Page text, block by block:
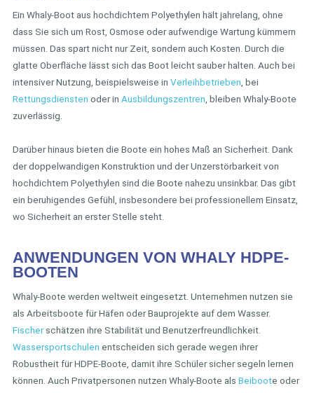
Ein Whaly-Boot aus hochdichtem Polyethylen hält jahrelang, ohne
dass Sie sich um Rost, Osmose oder aufwendige Wartung kümmern
müssen. Das spart nicht nur Zeit, sondern auch Kosten. Durch die
glatte Oberfläche lässt sich das Boot leicht sauber halten. Auch bei
intensiver Nutzung, beispielsweise in Verleihbetrieben , bei
Rettungsdiensten oder in Ausbildungszentren , bleiben Whaly-Boote
zuverlässig.
Darüber hinaus bieten die Boote ein hohes Maß an Sicherheit. Dank
der doppelwandigen Konstruktion und der Unzerstörbarkeit von
hochdichtem Polyethylen sind die Boote nahezu unsinkbar. Das gibt
ein beruhigendes Gefühl, insbesondere bei professionellem Einsatz,
wo Sicherheit an erster Stelle steht.
ANWENDUNGEN VON WHALY HDPE-
BOOTEN
Whaly-Boote werden weltweit eingesetzt. Unternehmen nutzen sie
als Arbeitsboote für Häfen oder Bauprojekte auf dem Wasser.
Fischerschätzen ihre Stabilität und Benutzerfreundlichkeit.
Wassersportschulen entscheiden sich gerade wegen ihrer
Robustheit für HDPE-Boote, damit ihre Schüler sicher segeln lernen
können. Auch Privatpersonen nutzen Whaly-Boote als Beiboote oder